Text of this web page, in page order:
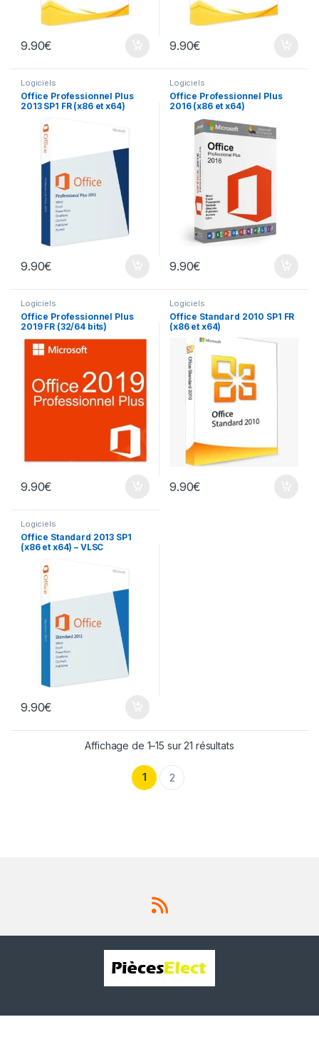
9.90€ 9.90€
Logiciels
Office Professionnel Plus
2013 SP1 FR (x86 et x64)
9.90€
Logiciels
Office Professionnel Plus
2016 (x86 et x64)
9.90€
Logiciels
Office Professionnel Plus
2019 FR (32/64 bits)
9.90€
Logiciels
Office Standard 2010 SP1 FR
(x86 et x64)
9.90€
Logiciels
Office Standard 2013 SP1
(x86 et x64) – VLSC
9.90€
Affichage de 1–15 sur 21 résultats
1 2